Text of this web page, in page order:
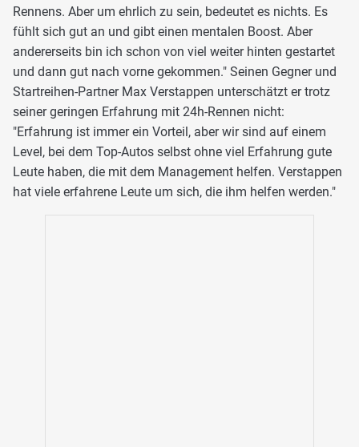
Rennens. Aber um ehrlich zu sein, bedeutet es nichts. Es
fühlt sich gut an und gibt einen mentalen Boost. Aber
andererseits bin ich schon von viel weiter hinten gestartet
und dann gut nach vorne gekommen." Seinen Gegner und
Startreihen-Partner Max Verstappen unterschätzt er trotz
seiner geringen Erfahrung mit 24h-Rennen nicht:
"Erfahrung ist immer ein Vorteil, aber wir sind auf einem
Level, bei dem Top-Autos selbst ohne viel Erfahrung gute
Leute haben, die mit dem Management helfen. Verstappen
hat viele erfahrene Leute um sich, die ihm helfen werden."